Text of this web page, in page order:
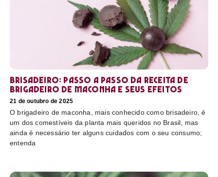
Brisadeiro: passo a passo da receita de
brigadeiro de maconha e seus efeitos
21 de outubro de 2025
O brigadeiro de maconha, mais conhecido como brisadeiro, é
um dos comestíveis da planta mais queridos no Brasil, mas
ainda é necessário ter alguns cuidados com o seu consumo;
entenda